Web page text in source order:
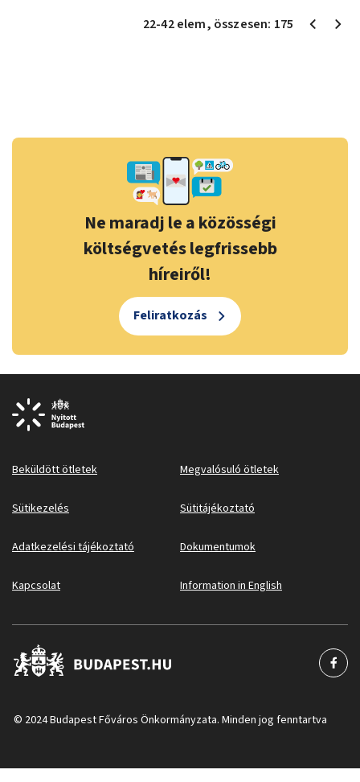
22-42elem, összesen: 175
Ne maradj le a közösségi
költségvetés legfrissebb
híreiről!
Feliratkozás
Beküldött ötletek Megvalósuló ötletek
Sütikezelés Sütitájékoztató
Adatkezelési tájékoztató Dokumentumok
Kapcsolat Information in English
© 2024 Budapest Főváros Önkormányzata. Minden jog fenntartva